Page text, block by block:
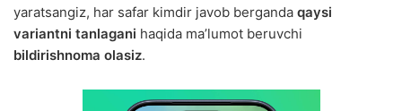
yaratsangiz, har safar kimdir javob berganda qaysi
variantni tanlagani haqida maʼlumot beruvchi
bildirishnoma olasiz.